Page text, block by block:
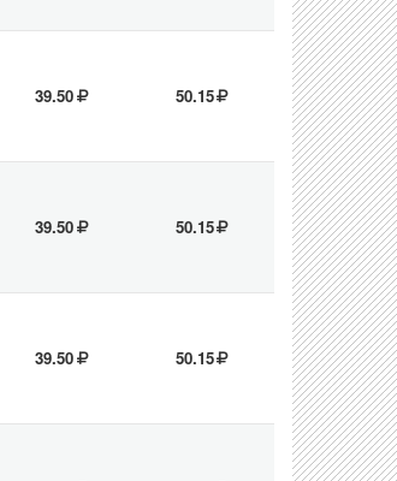
39.50 50.15
39.50 50.15
39.50 50.15